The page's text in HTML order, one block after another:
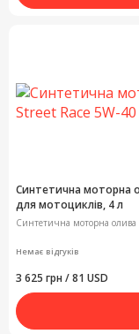
Синтетична моторна
для мотоциклів, 4 л
Синтетична моторна олива
Немає відгуків
3 625 грн / 81 USD